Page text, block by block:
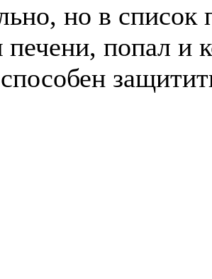
но в список
печени, попал и